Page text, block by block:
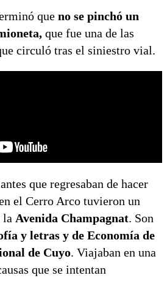
que no se pinchó un
que fue una de las
circuló tras el siniestro vial.
que regresaban de hacer
el Cerro Arco tuvieron un
la Avenida Champagnat. Son
y letras y de Economía de
de Cuyo. Viajaban en una
que se intentan